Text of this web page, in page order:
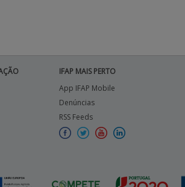
IFAP MAIS PERTO
App IFAP Mobile
Denúncias
RSS Feeds